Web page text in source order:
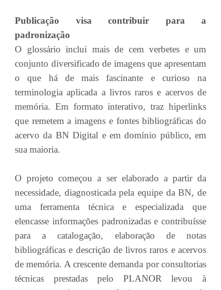
Publicação visa contribuir para a
padronização
O glossário inclui mais de cem verbetes e um
conjunto diversificado de imagens que apresentam
o que há de mais fascinante e curioso na
terminologia aplicada a livros raros e acervos de
memória. Em formato interativo, traz hiperlinks
que remetem a imagens e fontes bibliográficas do
acervo da BN Digital e em domínio público, em
sua maioria.
O projeto começou a ser elaborado a partir da
necessidade, diagnosticada pela equipe da BN, de
uma ferramenta técnica e especializada que
elencasse informações padronizadas e contribuísse
para a catalogação, elaboração de notas
bibliográficas e descrição de livros raros e acervos
de memória. A crescente demanda por consultorias
técnicas prestadas pelo PLANOR levou à